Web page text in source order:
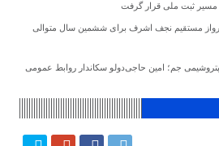
پرواز مستقیم نجف اشرف برای ششمین سال متوالی
جم؛ امین حاجی‌دولو سکاندار روابط عمومی